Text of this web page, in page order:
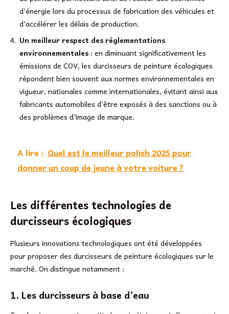
d’énergie lors du processus de fabrication des véhicules et
d’accélérer les délais de production.
Un meilleur respect des réglementations
environnementales : en diminuant significativement les
émissions de COV, les durcisseurs de peinture écologiques
répondent bien souvent aux normes environnementales en
vigueur, nationales comme internationales, évitant ainsi aux
fabricants automobiles d’être exposés à des sanctions ou à
des problèmes d’image de marque.
A lire : Quel est le meilleur polish 2025 pour
donner un coup de jeune à votre voiture ?
Les différentes technologies de
durcisseurs écologiques
Plusieurs innovations technologiques ont été développées
pour proposer des durcisseurs de peinture écologiques sur le
marché. On distingue notamment :
1. Les durcisseurs à base d’eau